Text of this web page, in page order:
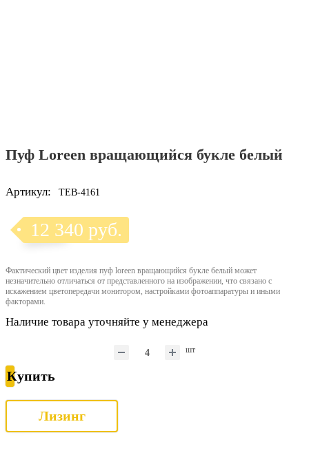
Пуф Loreen вращающийся букле белый
Артикул: TEB-4161
12 340 руб.
Фактический цвет изделия пуф loreen вращающийся букле белый может
незначительно отличаться от представленного на изображении, что связано с
искажением цветопередачи монитором, настройками фотоаппаратуры и иными
факторами.
Наличие товара уточняйте у менеджера
шт
Купить
Лизинг